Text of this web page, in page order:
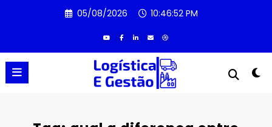
05/08/2026 10:46:52 PM